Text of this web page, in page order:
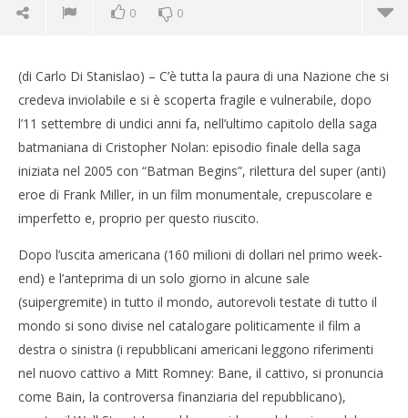
0 0
NOW VIEWING
L’America trema sotto le ali del pipistrello
Redazione
(di Carlo Di Stanislao) – C’è tutta la paura di una Nazione che si
credeva inviolabile e si è scoperta fragile e vulnerabile, dopo
l’11 settembre di undici anni fa, nell’ultimo capitolo della saga
batmaniana di Cristopher Nolan: episodio finale della saga
iniziata nel 2005 con “Batman Begins”, rilettura del super (anti)
eroe di Frank Miller, in un film monumentale, crepuscolare e
imperfetto e, proprio per questo riuscito.
Dopo l’uscita americana (160 milioni di dollari nel primo week-
end) e l’anteprima di un solo giorno in alcune sale
(suipergremite) in tutto il mondo, autorevoli testate di tutto il
mondo si sono divise nel catalogare politicamente il film a
destra o sinistra (i repubblicani americani leggono riferimenti
nel nuovo cattivo a Mitt Romney: Bane, il cattivo, si pronuncia
come Bain, la controversa finanziaria del repubblicano),